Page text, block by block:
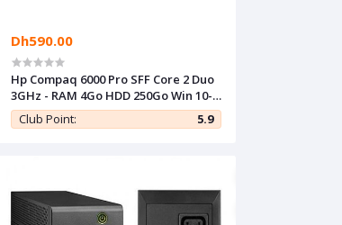
Dh590.00
Hp Compaq 6000 Pro SFF Core 2 Duo
3GHz - RAM 4Go HDD 250Go Win 10-
Remis à neuf
Club Point: 5.9